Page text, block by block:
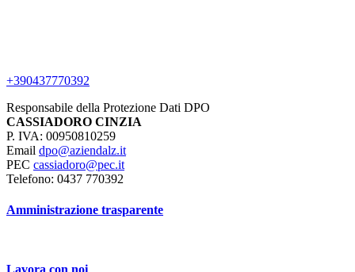
+390437770392
Responsabile della Protezione Dati DPO
CASSIADORO CINZIA
P. IVA: 00950810259
Email dpo@aziendalz.it
PEC cassiadoro@pec.it
Telefono: 0437 770392
Amministrazione trasparente
Lavora con noi